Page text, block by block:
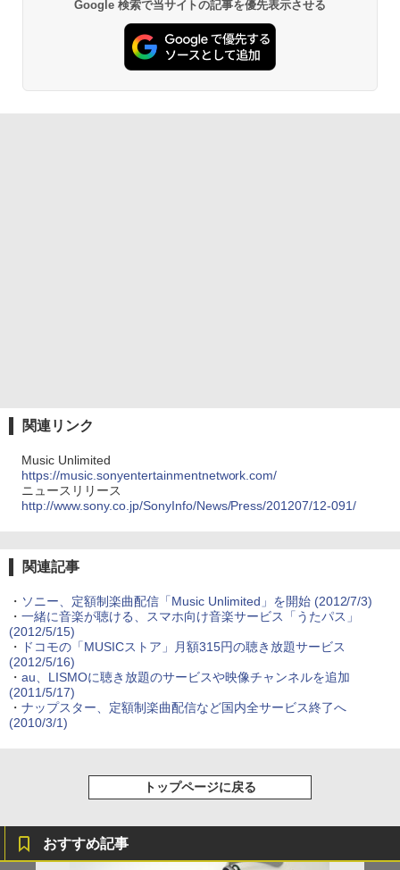
Google 検索で当サイトの記事を優先表示させる
関連リンク
Music Unlimited
https://music.sonyentertainmentnetwork.com/
ニュースリリース
http://www.sony.co.jp/SonyInfo/News/Press/201207/12-091/
関連記事
・ ソニー、定額制楽曲配信「Music Unlimited」を開始(2012/7/3)
・ 一緒に音楽が聴ける、スマホ向け音楽サービス「うたパス」
(2012/5/15)
・
ドコモの「MUSICストア」月額315円の聴き放題サービス
(2012/5/16)
・ au、LISMOに聴き放題のサービスや映像チャンネルを追加
(2011/5/17)
・ ナップスター、定額制楽曲配信など国内全サービス終了へ
(2010/3/1)
トップページに戻る
おすすめ記事